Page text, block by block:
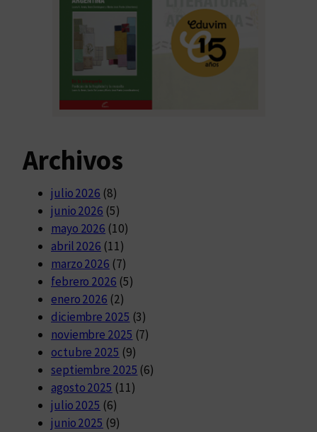
Archivos
julio 2026 (8)
junio 2026 (5)
mayo 2026 (10)
abril 2026 (11)
marzo 2026 (7)
febrero 2026 (5)
enero 2026 (2)
diciembre 2025 (3)
noviembre 2025 (7)
octubre 2025 (9)
septiembre 2025 (6)
agosto 2025 (11)
julio 2025 (6)
junio 2025 (9)